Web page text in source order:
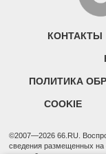
КОНТАКТЫ
ПОЛИТИКА
COOKIE
©2007—2026 66.RU.
сведения размещенных на